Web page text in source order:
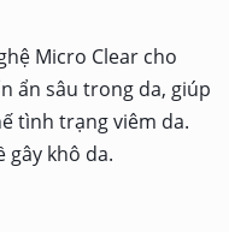
Micro Clear cho
ẩn sâu trong da, giúp
tình trạng viêm da.
gây khô da.